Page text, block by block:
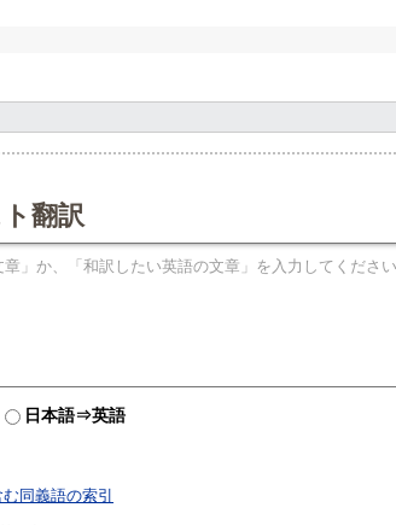
翻訳
日本語⇒英語
同義語の索引